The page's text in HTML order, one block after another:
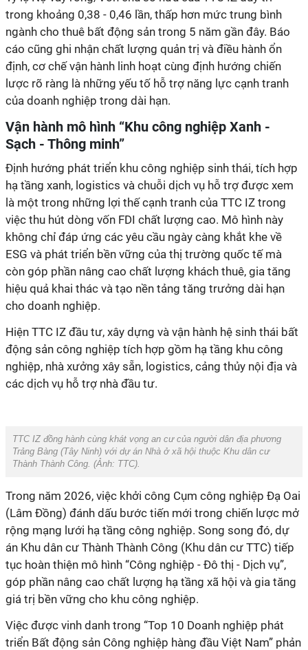
trong khoảng 0,38 - 0,46 lần, thấp hơn mức trung bình
ngành cho thuê bất động sản trong 5 năm gần đây. Báo
cáo cũng ghi nhận chất lượng quản trị và điều hành ổn
định, cơ chế vận hành linh hoạt cùng định hướng chiến
lược rõ ràng là những yếu tố hỗ trợ năng lực cạnh tranh
của doanh nghiệp trong dài hạn.
Vận hành mô hình “Khu công nghiệp Xanh -
Sạch - Thông minh”
Định hướng phát triển khu công nghiệp sinh thái, tích hợp
hạ tầng xanh, logistics và chuỗi dịch vụ hỗ trợ được xem
là một trong những lợi thế cạnh tranh của TTC IZ trong
việc thu hút dòng vốn FDI chất lượng cao. Mô hình này
không chỉ đáp ứng các yêu cầu ngày càng khắt khe về
ESG và phát triển bền vững của thị trường quốc tế mà
còn góp phần nâng cao chất lượng khách thuê, gia tăng
hiệu quả khai thác và tạo nền tảng tăng trưởng dài hạn
cho doanh nghiệp.
Hiện TTC IZ đầu tư, xây dựng và vận hành hệ sinh thái bất
động sản công nghiệp tích hợp gồm hạ tầng khu công
nghiệp, nhà xưởng xây sẵn, logistics, cảng thủy nội địa và
các dịch vụ hỗ trợ nhà đầu tư.
TTC IZ đồng hành cùng khát vọng an cư của người dân địa phương
Trảng Bàng (Tây Ninh) với dự án Nhà ở xã hội thuộc Khu dân cư
Thành Thành Công. (Ảnh: TTC).
Trong năm 2026, việc khởi công Cụm công nghiệp Đạ Oai
(Lâm Đồng) đánh dấu bước tiến mới trong chiến lược mở
rộng mạng lưới hạ tầng công nghiệp. Song song đó, dự
án Khu dân cư Thành Thành Công (Khu dân cư TTC) tiếp
tục hoàn thiện mô hình “Công nghiệp - Đô thị - Dịch vụ”,
góp phần nâng cao chất lượng hạ tầng xã hội và gia tăng
giá trị bền vững cho khu công nghiệp.
Việc được vinh danh trong “Top 10 Doanh nghiệp phát
triển Bất động sản Công nghiệp hàng đầu Việt Nam” phản